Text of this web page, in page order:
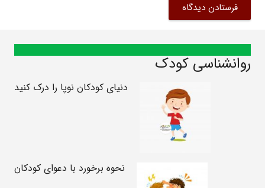
فرستادن دیدگاه
روانشناسی کودک
دنیای کودکان نوپا را درک کنید
نحوه برخورد با دعوای کودکان